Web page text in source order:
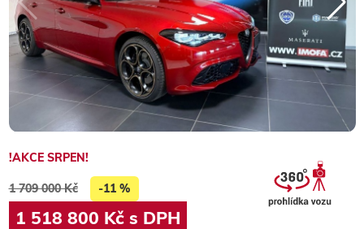
!AKCE SRPEN!
1 709 000 Kč -11 %
1 518 800 Kč s DPH